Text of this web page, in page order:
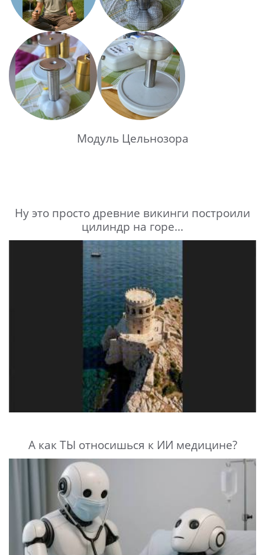
Модуль Цельнозора
Ну это просто древние викинги построили
цилиндр на горе...
А как ТЫ относишься к ИИ медицине?